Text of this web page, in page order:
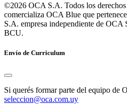
©2026 OCA S.A. Todos los
comercializa OCA Blue que
S.A. empresa independiente de OCA
BCU.
Envío de Curriculum
Si querés formar parte del equipo de
seleccion@oca.com.uy